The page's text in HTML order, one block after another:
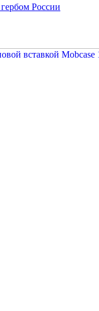
России